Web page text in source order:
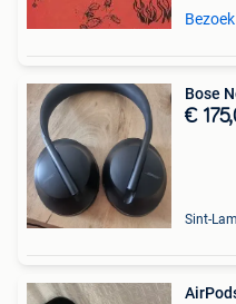
Bose
€
Sint-